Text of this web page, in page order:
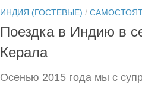
ИНДИЯ (ГОСТЕВЫЕ) /
Поездка в Индию в
Керала
Осенью 2015 года мы с